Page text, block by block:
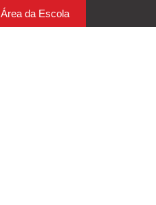
Área da Escola